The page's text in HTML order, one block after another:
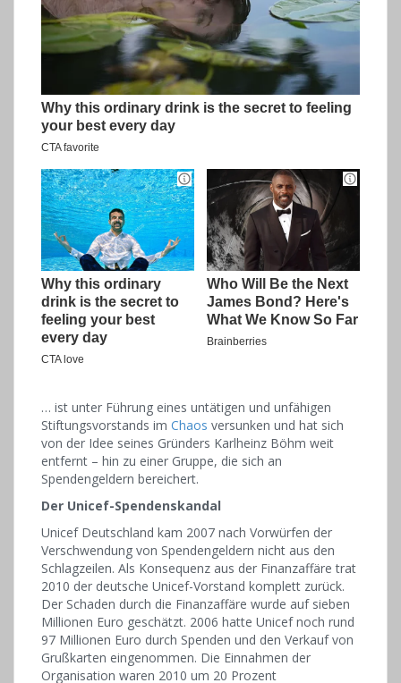
… ist unter Führung eines untätigen und unfähigen
Stiftungsvorstands im Chaos versunken und hat sich
von der Idee seines Gründers Karlheinz Böhm weit
entfernt – hin zu einer Gruppe, die sich an
Spendengeldern bereichert.
Der Unicef-Spendenskandal
Unicef Deutschland kam 2007 nach Vorwürfen der
Verschwendung von Spendengeldern nicht aus den
Schlagzeilen. Als Konsequenz aus der Finanzaffäre trat
2010 der deutsche Unicef-Vorstand komplett zurück.
Der Schaden durch die Finanzaffäre wurde auf sieben
Millionen Euro geschätzt. 2006 hatte Unicef noch rund
97 Millionen Euro durch Spenden und den Verkauf von
Grußkarten eingenommen. Die Einnahmen der
Organisation waren 2010 um 20 Prozent